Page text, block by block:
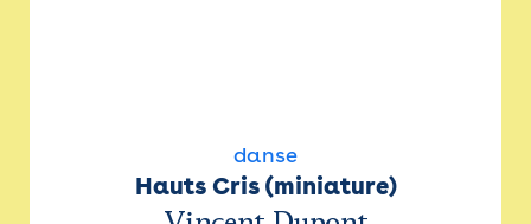
danse
Hauts Cris (miniature)